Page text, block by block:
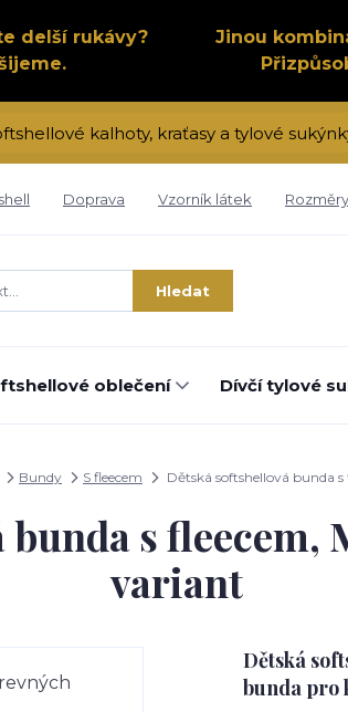
delší rukávy?
Jinou
kalhoty, kraťasy a tylové
Doprava Vzorník látek Rozměry
Hledat
oblečení Dívčí tylové
Bundy S fleecem Dětská softshellová bunda
s fleecem,
variant
Dětská
bunda pro